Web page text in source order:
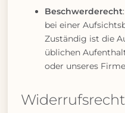
Beschwerderecht
bei einer
Zuständig ist die
üblichen
oder unseres
Widerrufsrecht